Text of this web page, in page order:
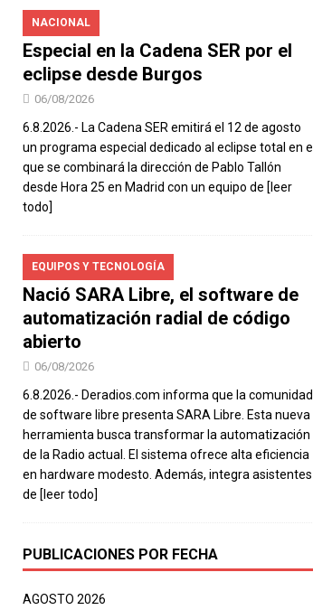
NACIONAL
Especial en la Cadena SER por el
eclipse desde Burgos
06/08/2026
6.8.2026.- La Cadena SER emitirá el 12 de agosto
un programa especial dedicado al eclipse total en el
que se combinará la dirección de Pablo Tallón
desde Hora 25 en Madrid con un equipo de [leer
todo]
EQUIPOS Y TECNOLOGÍA
Nació SARA Libre, el software de
automatización radial de código
abierto
06/08/2026
6.8.2026.- Deradios.com informa que la comunidad
de software libre presenta SARA Libre. Esta nueva
herramienta busca transformar la automatización
de la Radio actual. El sistema ofrece alta eficiencia
en hardware modesto. Además, integra asistentes
de [leer todo]
PUBLICACIONES POR FECHA
AGOSTO 2026